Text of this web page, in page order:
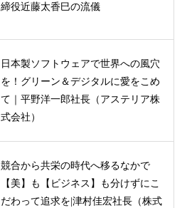
締役近藤太香巳の流儀
日本製ソフトウェアで世界への風穴
を！グリーン＆デジタルに愛をこめ
て｜平野洋一郎社長（アステリア株
式会社）
競合から共栄の時代へ移るなかで
【美】も【ビジネス】も分けずにこ
だわって追求を|津村佳宏社長（株式